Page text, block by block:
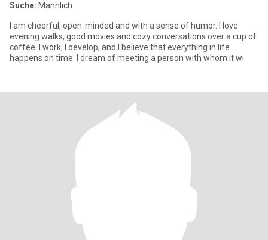
Suche: Männlich
I am cheerful, open-minded and with a sense of humor. I love
evening walks, good movies and cozy conversations over a cup of
coffee. I work, I develop, and I believe that everything in life
happens on time. I dream of meeting a person with whom it wi